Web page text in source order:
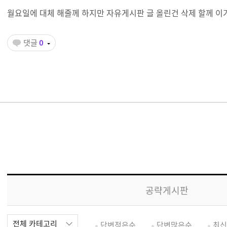
월요일에 대체 해줄께 하지만 자유게시판 글 올린건 삭제 할께 이
댓글0
공략게시판
전체 카테고리